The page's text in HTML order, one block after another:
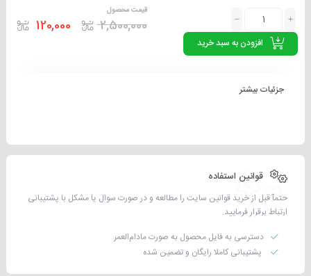
قیمت محصول
2,500,000
120,000
افزودن به سبد خرید
جزئیات بیشتر
قوانین استفاده
حتمآ قبل از خرید قوانین سایت را مطالعه و در صورت سوال یا مشکل با پشتیبانی
ارتباط برقرار فرمایید.
دسترسی به فایل محصول به صورت مادام‌العمر
پشتیبانی کاملا رایگان و تضمین شده